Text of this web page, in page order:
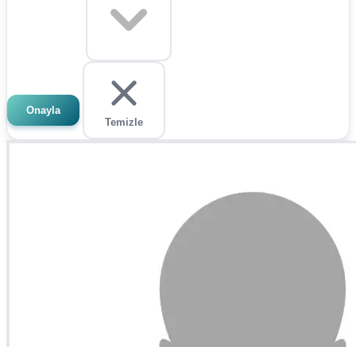
Onayla
Temizle